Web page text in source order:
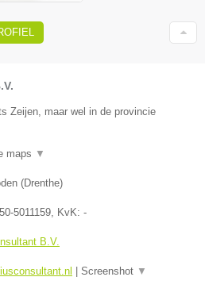
Zeijen, maar wel in de provincie
maps ▼
(Drenthe)
5011159, KvK: -
B.V.
Screenshot ▼